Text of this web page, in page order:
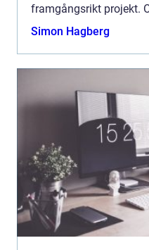
framgångsrikt projekt.
bygga ett nytt hus...
Simon Hagberg